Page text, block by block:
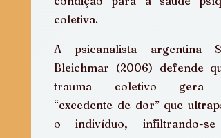
coletiva.
A psicanalista argentina
Bleichmar (2006) defende
trauma coletivo gera
“excedente de dor” que
o indivíduo, infiltrando-se